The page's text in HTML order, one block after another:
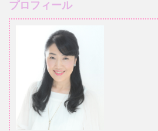
プロフィール